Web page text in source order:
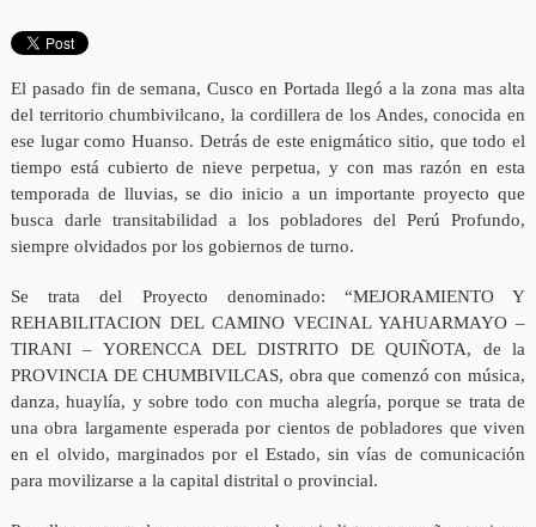
El pasado fin de semana, Cusco en Portada llegó a la zona mas alta
del territorio chumbivilcano, la cordillera de los Andes, conocida en
ese lugar como Huanso. Detrás de este enigmático sitio, que todo el
tiempo está cubierto de nieve perpetua, y con mas razón en esta
temporada de lluvias, se dio inicio a un importante proyecto que
busca darle transitabilidad a los pobladores del Perú Profundo,
siempre olvidados por los gobiernos de turno.
Se trata del Proyecto denominado: “MEJORAMIENTO Y
REHABILITACION DEL CAMINO VECINAL YAHUARMAYO –
TIRANI – YORENCCA DEL DISTRITO DE QUIÑOTA, de la
PROVINCIA DE CHUMBIVILCAS, obra que comenzó con música,
danza, huaylía, y sobre todo con mucha alegría, porque se trata de
una obra largamente esperada por cientos de pobladores que viven
en el olvido, marginados por el Estado, sin vías de comunicación
para movilizarse a la capital distrital o provincial.